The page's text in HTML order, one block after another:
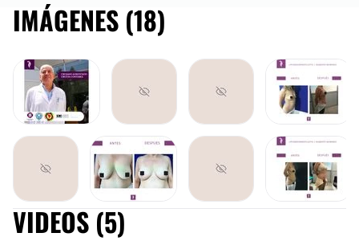
IMÁGENES (18)
VIDEOS (5)